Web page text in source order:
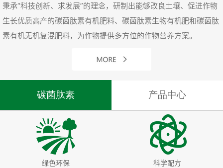
秉承“科技创新、求发展”的理念，研制出能够改良土壤、促进作物
生长优质高产的碳菌肽素有机肥料、碳菌肽素生物有机肥和碳菌肽
素有机无机复混肥料，为作物提供多方位的作物营养方案。
碳菌肽素 产品中心
绿色环保 科学配方